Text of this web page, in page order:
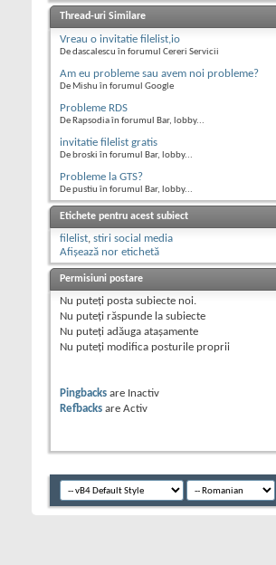
Thread-uri Similare
Vreau o invitatie filelist,io
De dascalescu în forumul Cereri Servicii
Am eu probleme sau avem noi probleme?
De Mishu în forumul Google
Probleme RDS
De Rapsodia în forumul Bar, lobby...
invitatie filelist gratis
De broski în forumul Bar, lobby...
Probleme la GTS?
De pustiu în forumul Bar, lobby...
Etichete pentru acest subiect
filelist, stiri social media
Afișează nor etichetă
Permisiuni postare
Nu puteţi posta subiecte noi.
Nu puteţi răspunde la subiecte
Nu puteţi adăuga ataşamente
Nu puteţi modifica posturile proprii
Pingbacks are Inactiv
Refbacks are Activ